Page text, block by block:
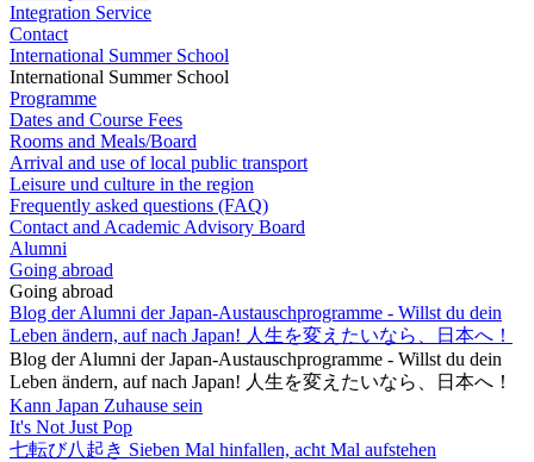
Integration Service
Contact
International Summer School
International Summer School
Programme
Dates and Course Fees
Rooms and Meals/Board
Arrival and use of local public transport
Leisure und culture in the region
Frequently asked questions (FAQ)
Contact and Academic Advisory Board
Alumni
Going abroad
Going abroad
Blog der Alumni der Japan-Austauschprogramme - Willst du dein
Leben ändern, auf nach Japan! 人生を変えたいなら、日本へ！
Blog der Alumni der Japan-Austauschprogramme - Willst du dein
Leben ändern, auf nach Japan! 人生を変えたいなら、日本へ！
Kann Japan Zuhause sein
It's Not Just Pop
七転び八起き Sieben Mal hinfallen, acht Mal aufstehen